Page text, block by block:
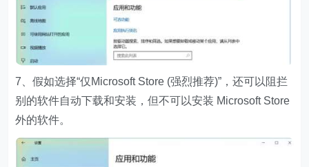
7、假如选择“仅Microsoft Store (强烈推荐)”，还可以阻拦
别的软件自动下载和安装，但不可以安装 Microsoft Store
外的软件。